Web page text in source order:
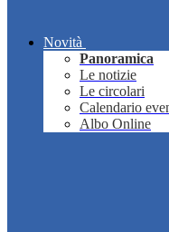
Novità
Panoramica
Le notizie
Le circolari
Calendario
Albo Online